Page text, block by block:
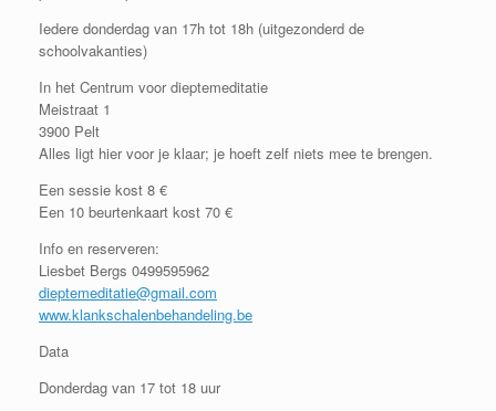
Iedere donderdag van 17h tot 18h (uitgezonderd de
schoolvakanties)
In het Centrum voor dieptemeditatie
Meistraat 1
3900 Pelt
Alles ligt hier voor je klaar; je hoeft zelf niets mee te brengen.
Een sessie kost 8 €
Een 10 beurtenkaart kost 70 €
Info en reserveren:
Liesbet Bergs 0499595962
dieptemeditatie@gmail.com
www.klankschalenbehandeling.be
Data
Donderdag van 17 tot 18 uur